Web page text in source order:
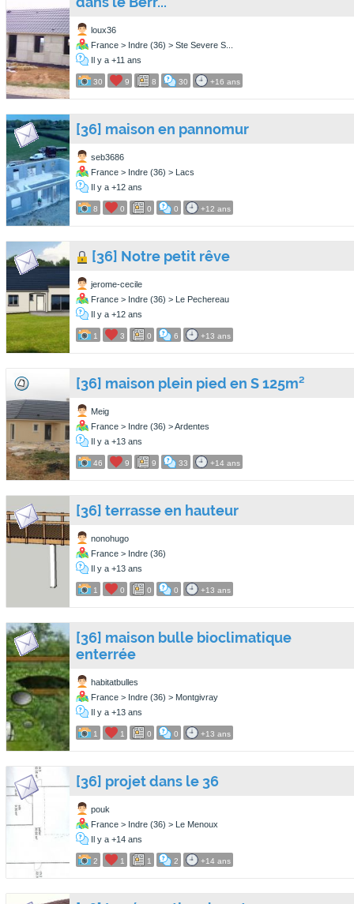
loux36
France > Indre (36) > Ste Severe S...
Il y a +11 ans
30 9 8 30 +16 ans
[36] maison en pannomur
seb3686
France > Indre (36) > Lacs
Il y a +12 ans
8 0 0 0 +12 ans
[36] Notre petit rêve
jerome-cecile
France > Indre (36) > Le Pechereau
Il y a +12 ans
1 3 0 6 +13 ans
[36] maison plein pied en S 125m²
Meig
France > Indre (36) > Ardentes
Il y a +13 ans
46 9 9 33 +14 ans
[36] terrasse en hauteur
nonohugo
France > Indre (36)
Il y a +13 ans
1 0 0 0 +13 ans
[36] maison bulle bioclimatique
enterrée
habitatbulles
France > Indre (36) > Montgivray
Il y a +13 ans
1 1 0 0 +13 ans
[36] projet dans le 36
pouk
France > Indre (36) > Le Menoux
Il y a +14 ans
2 1 1 2 +14 ans